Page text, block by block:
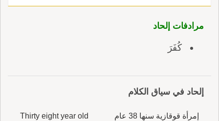
مرادفات إلحاد
كُفَرَ
إلحاد في سياق الكلام
إمرأة قوقازية سنها 38 عام
Thirty eight year old